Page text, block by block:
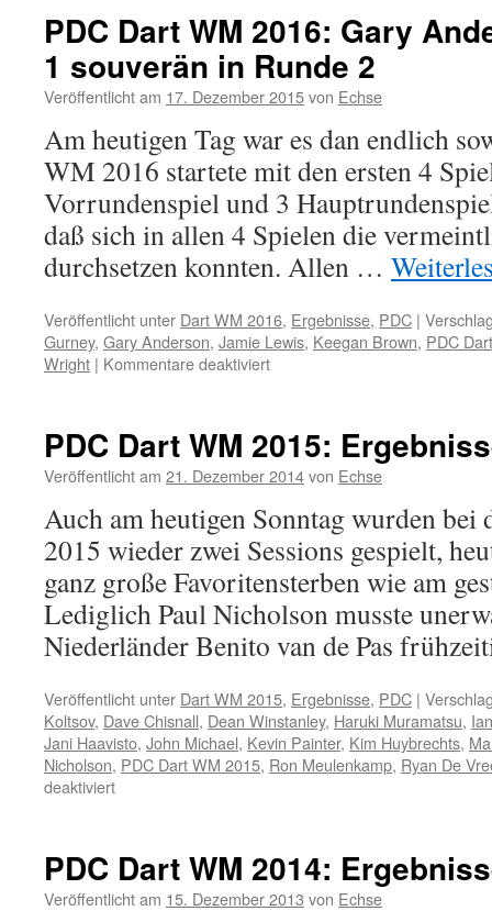
2017:
Erster
Spieltag
–
Anderson
gewinnt
Auftaktspiel!
PDC Dart WM 2016: Gary
1 souverän in Runde 2
Veröffentlicht am 17. Dezember 2015von Echse
Am heutigen Tag war es dan endlich
WM 2016 startete mit den ersten 4
Vorrundenspiel und 3
daß sich in allen 4 Spielen die
durchsetzen konnten. Allen …
Veröffentlicht unter Dart WM 2016, Ergebnisse, PDC |
Gurney, Gary Anderson, Jamie Lewis, Keegan Brown, PDC
Wright | Kommentare deaktiviertfür
2016:
Gary
an
Spieltag
1
souverän
Runde
2
PDC Dart WM 2015:
Veröffentlicht am 21. Dezember 2014von Echse
Auch am heutigen Sonntag wurden
2015 wieder zwei Sessions gespielt,
ganz große Favoritensterben wie am
Lediglich Paul Nicholson musste
Niederländer Benito van de Pas
Veröffentlicht unter Dart WM 2015, Ergebnisse, PDC |
Koltsov, Dave Chisnall, Dean Winstanley, Haruki Muramatsu,
Jani Haavisto, John Michael, Kevin Painter, Kim Huybrechts,
Nicholson, PDC Dart WM 2015, Ron Meulenkamp, Ryan De
deaktiviertfür
2015:
Ergebnisse
PDC Dart WM 2014:
Veröffentlicht am 15. Dezember 2013 von Echse